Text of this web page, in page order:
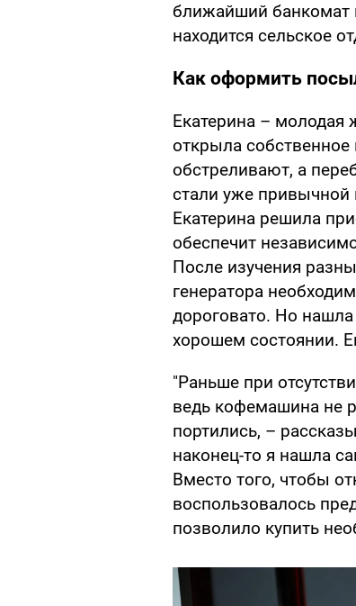
ближайший банкомат
находится сельское
Как оформить
Екатерина – молодая
открыла
обстреливают, а
стали уже привычной
Екатерина решила
обеспечит
После изучения
генератора
дороговато. Но
хорошем состоянии.
"Раньше при
ведь кофемашина не
портились, –
наконец-то я нашла
Вместо того, чтобы
воспользовалось
позволило купить